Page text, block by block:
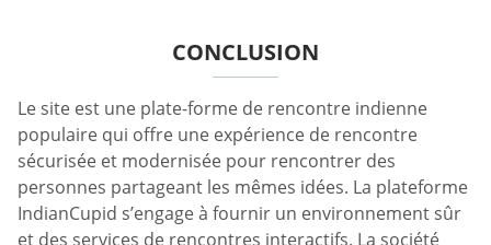
CONCLUSION
Le site est une plate-forme de rencontre indienne
populaire qui offre une expérience de rencontre
sécurisée et modernisée pour rencontrer des
personnes partageant les mêmes idées. La plateforme
IndianCupid s’engage à fournir un environnement sûr
et des services de rencontres interactifs. La société